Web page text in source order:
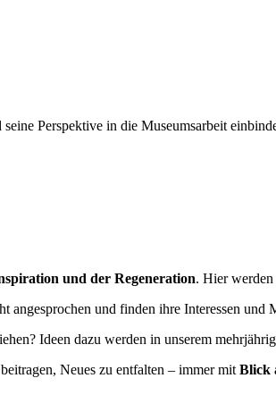
Perspektive in die Museumsarbeit
und der Regeneration. Hier werden
angesprochen und finden ihre Interessen und
Ideen dazu werden in unserem
Neues zu entfalten – immer mit Blick